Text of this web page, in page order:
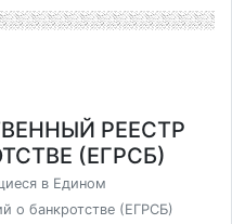
РЕЕСТР
(ЕГРСБ)
в Едином
о банкротстве (ЕГРСБ)